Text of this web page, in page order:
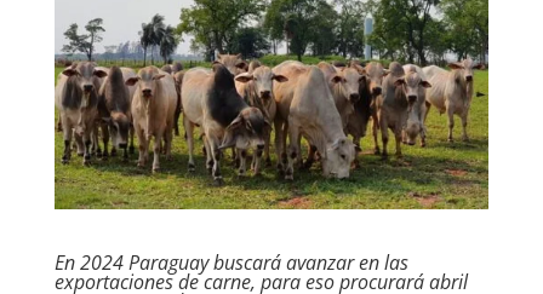
En 2024 Paraguay buscará avanzar en las
exportaciones de carne, para eso procurará abril